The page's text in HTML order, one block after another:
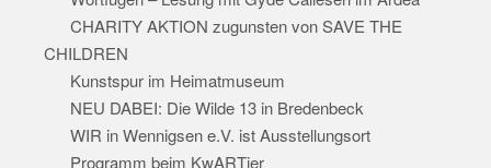
CHARITY AKTION zugunsten von SAVE THE
CHILDREN
Kunstspur im Heimatmuseum
NEU DABEI: Die Wilde 13 in Bredenbeck
WIR in Wennigsen e.V. ist Ausstellungsort
Programm beim KwARTier